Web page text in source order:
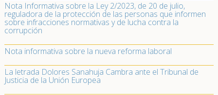
Nota Informativa sobre la Ley 2/2023, de 20 de julio,
reguladora de la protección de las personas que informen
sobre infracciones normativas y de lucha contra la
corrupción
Nota informativa sobre la nueva reforma laboral
La letrada Dolores Sanahuja Cambra ante el Tribunal de
Justicia de la Unión Europea